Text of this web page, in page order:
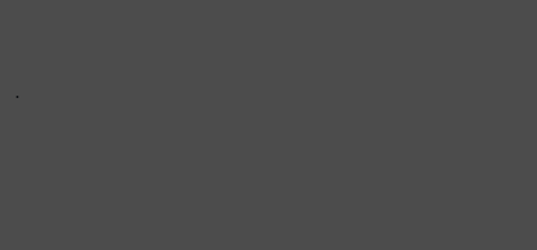
.